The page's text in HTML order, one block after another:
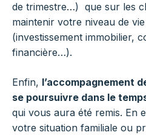
de trimestre…) que sur les
maintenir votre niveau de
(investissement immobilier,
financière…).
Enfin, l’accompagnement
se poursuivre dans le
qui vous aura été remis. En
votre situation familiale ou